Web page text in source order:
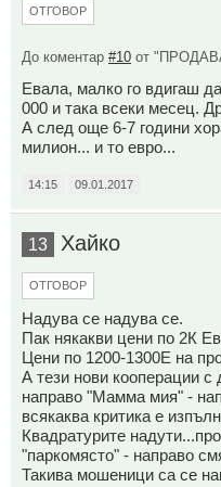
ОТГОВОР
До коментар #10 от
Евала, малко го вдигаш
000 и така всеки месец.
А след още 6-7 години
милион... и то евро...
14:15 09.01.2017
13 Хайко
ОТГОВОР
Надува се надува се.
Пак някакви цени по 2К
Цени по 1200-1300Е на
А тези нови кооперации с
направо "Мамма мия" -
всякаква критика е
Квадратурите
"паркомясто" - направо
Такива мошеници са се